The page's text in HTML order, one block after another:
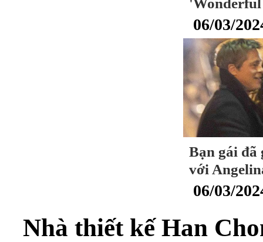
06/03/
Bạn gái đã
với
06/03/
Nhà thiết kế Han